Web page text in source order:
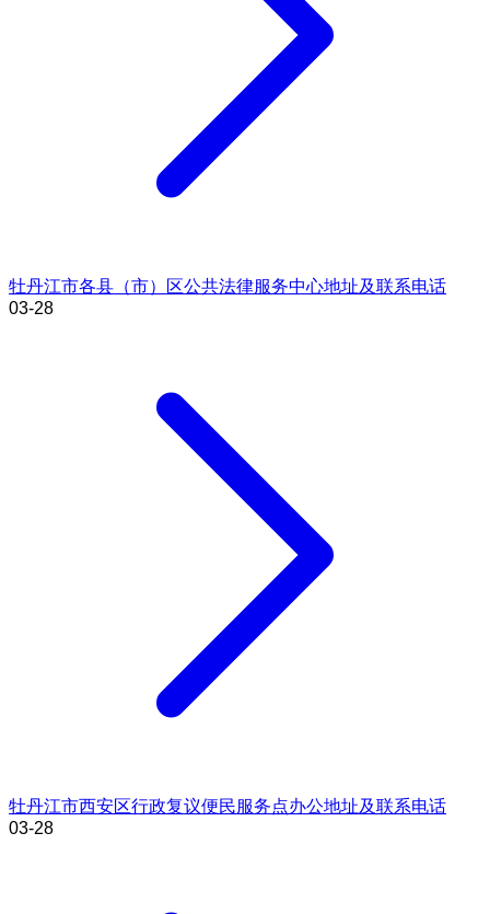
牡丹江市各县（市）区公共法律服务中心地址及联系电话
03-28
牡丹江市西安区行政复议便民服务点办公地址及联系电话
03-28